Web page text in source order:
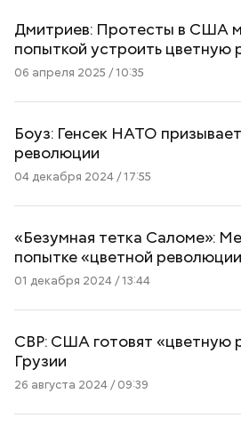
Дмитриев: Протесты в США
попыткой устроить
06 апреля 2025 / 10:35
Боуз: Генсек НАТО
революции
04 декабря 2024 / 17:55
«Безумная тетка Саломе»:
попытке «цветной
01 декабря 2024 / 13:44
СВР: США готовят «цветную
Грузии
26 августа 2024 / 09:39